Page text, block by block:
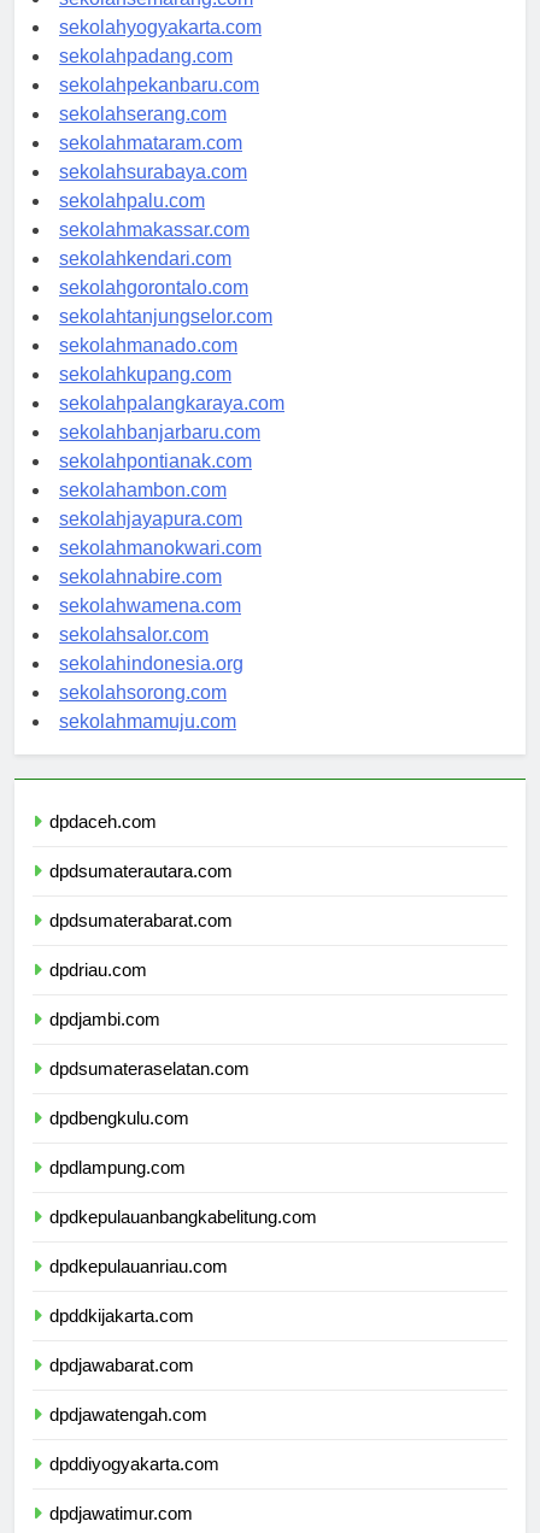
sekolahsemarang.com
sekolahyogyakarta.com
sekolahpadang.com
sekolahpekanbaru.com
sekolahserang.com
sekolahmataram.com
sekolahsurabaya.com
sekolahpalu.com
sekolahmakassar.com
sekolahkendari.com
sekolahgorontalo.com
sekolahtanjungselor.com
sekolahmanado.com
sekolahkupang.com
sekolahpalangkaraya.com
sekolahbanjarbaru.com
sekolahpontianak.com
sekolahambon.com
sekolahjayapura.com
sekolahmanokwari.com
sekolahnabire.com
sekolahwamena.com
sekolahsalor.com
sekolahindonesia.org
sekolahsorong.com